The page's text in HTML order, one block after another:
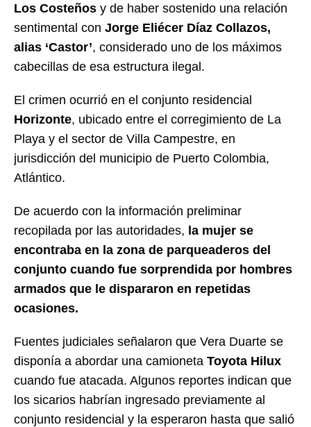
Los Costeños y de haber sostenido una relación
sentimental con Jorge Eliécer Díaz Collazos,
alias ‘Castor’, considerado uno de los máximos
cabecillas de esa estructura ilegal.
El crimen ocurrió en el conjunto residencial
Horizonte, ubicado entre el corregimiento de La
Playa y el sector de Villa Campestre, en
jurisdicción del municipio de Puerto Colombia,
Atlántico.
De acuerdo con la información preliminar
recopilada por las autoridades, la mujer se
encontraba en la zona de parqueaderos del
conjunto cuando fue sorprendida por hombres
armados que le dispararon en repetidas
ocasiones.
Fuentes judiciales señalaron que Vera Duarte se
disponía a abordar una camioneta Toyota Hilux
cuando fue atacada. Algunos reportes indican que
los sicarios habrían ingresado previamente al
conjunto residencial y la esperaron hasta que salió